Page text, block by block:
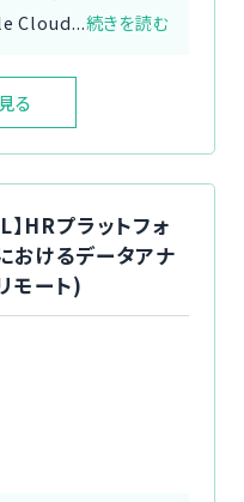
Cloud...続きを読む
る
HRプラットフォ
おけるデータアナ
モート)